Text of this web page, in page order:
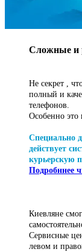
Сложные и
Не секрет ,
полный и
телефонов.
Особенно это
Специально
действует
курьерскую
Подробннее
Киевляне
Сервисные
левом и